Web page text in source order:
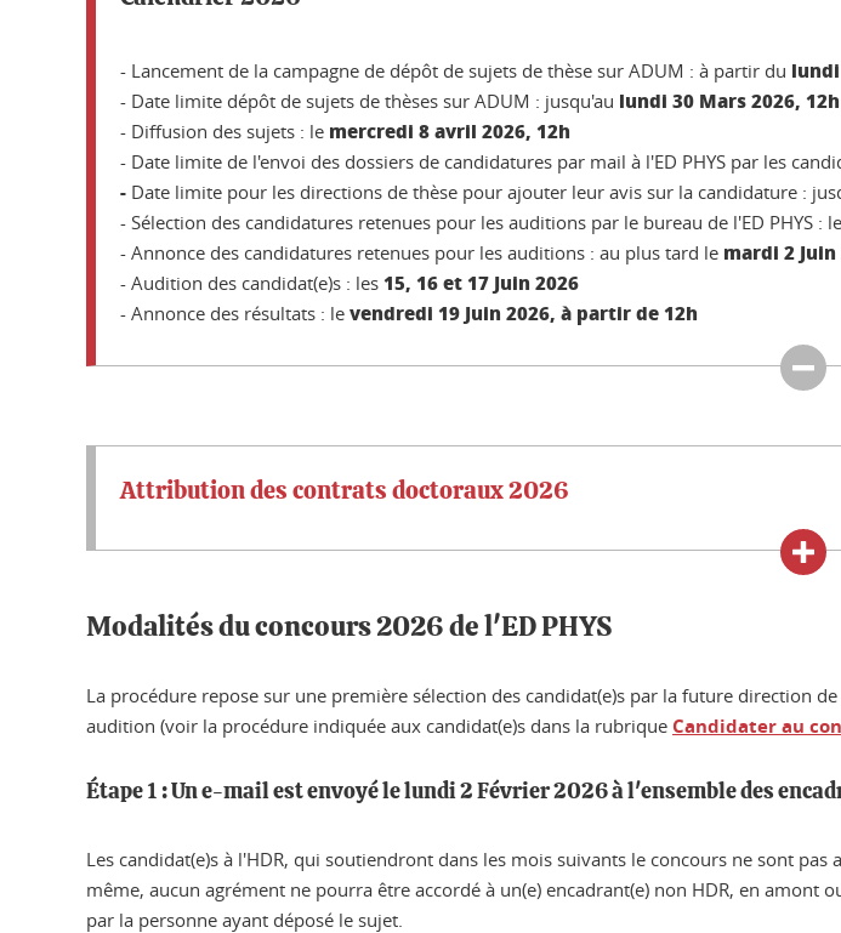
- Lancement de la campagne de dépôt de sujets de thèse sur ADUM : à partir du
- Date limite dépôt de sujets de thèses sur ADUM : jusqu'au lundi 30 Mars 2026, 12h
- Diffusion des sujets : le mercredi 8 avril 2026, 12h
- Date limite de l'envoi des dossiers de candidatures par mail à l'ED PHYS par les
- Date limite pour les directions de thèse pour ajouter leur avis sur la candidature :
- Sélection des candidatures retenues pour les auditions par le bureau de l'ED PHYS : le
- Annonce des candidatures retenues pour les auditions : au plus tard le mardi 2 Juin
- Audition des candidat(e)s : les 15, 16 et 17 Juin 2026
- Annonce des résultats : le vendredi 19 Juin 2026, à partir de 12h
Attribution des contrats doctoraux 2026
Modalités du concours 2026 de l'ED PHYS
La procédure repose sur une première sélection des candidat(e)s par la future direction
audition (voir la procédure indiquée aux candidat(e)s dans la rubrique Candidater au
Étape 1 : Un e-mail est envoyé le lundi 2 Février 2026 à l'ensemble des
Les candidat(e)s à l'HDR, qui soutiendront dans les mois suivants le concours ne sont
même, aucun agrément ne pourra être accordé à un(e) encadrant(e) non HDR, en amont
par la personne ayant déposé le sujet.